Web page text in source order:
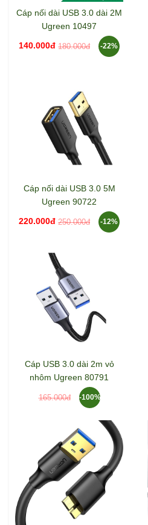
Cáp nối dài USB 3.0 dài 2M
Ugreen 10497
140.000đ 180.000đ -22%
Cáp nối dài USB 3.0 5M
Ugreen 90722
220.000đ 250.000đ -12%
Cáp USB 3.0 dài 2m vỏ
nhôm Ugreen 80791
165.000đ -100%